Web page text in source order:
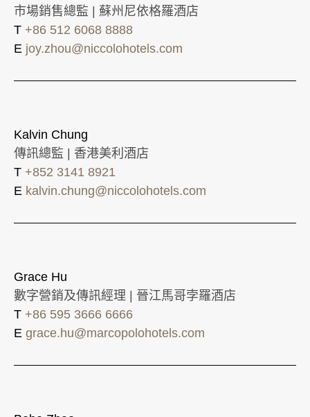
市場銷售總監 | 蘇州尼依格羅酒店
T +86 512 6068 8888
E joy.zhou@niccolohotels.com
Kalvin Chung
傳訊總監 | 香港美利酒店
T +852 3141 8921
E kalvin.chung@niccolohotels.com
Grace Hu
數字營銷及傳訊經理 | 晉江馬哥孛羅酒店
T +86 595 3666 6666
E grace.hu@marcopolohotels.com